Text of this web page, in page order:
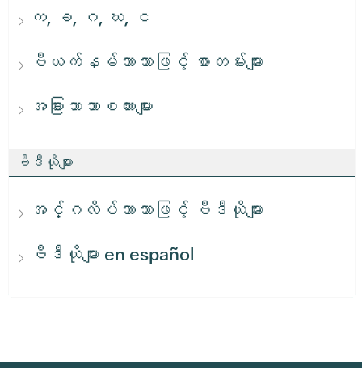
က, ခ, ဂ, ဃ, င
ဗီယက်နမ်ဘာသာဖြင့် စာတမ်းများ
အခြားဘာသာစကားများ
ဗီဒီယိုများ
အင်္ဂလိပ်ဘာသာဖြင့် ဗီဒီယိုများ
ဗီဒီယိုများ en español